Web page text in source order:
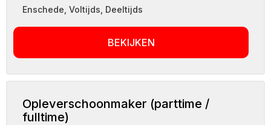
Enschede Voltijds, Deeltijds
BEKIJKEN
Opleverschoonmaker (parttime /
fulltime)